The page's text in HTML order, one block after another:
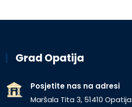
Grad Opatija
Posjetite nas na adresi
Maršala Tita 3, 51410 Opatija